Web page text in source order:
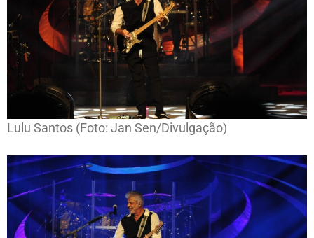
Lulu Santos (Foto: Jan Sen/Divulgação)